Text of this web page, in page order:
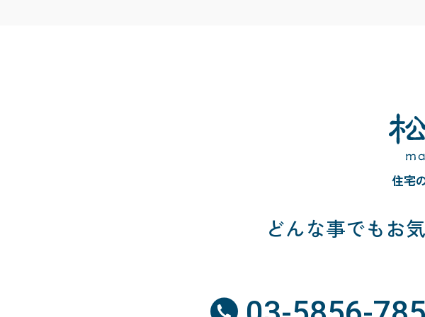
住宅
どんな事でも お